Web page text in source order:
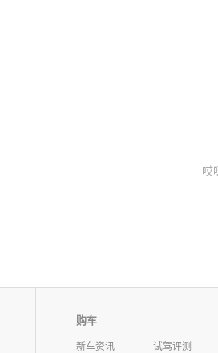
哎
购车
新车资讯
试驾评测